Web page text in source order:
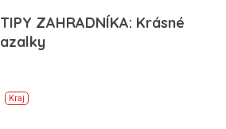
TIPY ZAHRADNÍKA: Krásné
azalky
Kraj